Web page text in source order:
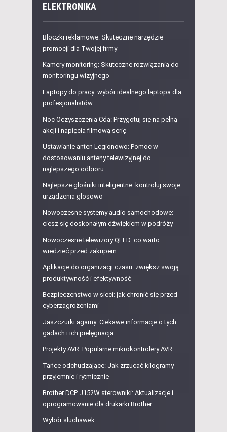
ELEKTRONIKA
Bloczki reklamowe: Skuteczne narzędzie
promocji dla Twojej firmy
Kamery monitoring: Skuteczne rozwiązania do
monitoringu wizyjnego
Laptopy do pracy: wybór idealnego laptopa dla
profesjonalistów
Noc Oczyszczenia Cda: Przygotuj się na pełną
akcji i napięcia filmową serię
Ustawianie anten Legionowo: Pomoc w
dostosowaniu anteny telewizyjnej do
najlepszego odbioru
Najlepsze głośniki inteligentne: kontroluj swoje
urządzenia głosowo
Nowoczesne systemy audio samochodowe:
ciesz się doskonałym dźwiękiem w podróży
Nowoczesne telewizory QLED: co warto
wiedzieć przed zakupem
Aplikacje do organizacji czasu: zwiększ swoją
produktywność i efektywność
Bezpieczeństwo w sieci: jak chronić się przed
cyberzagrożeniami
Jaszczurki agamy: Ciekawe informacje o tych
gadach i ich pielęgnacja
Projekty AVR. Popularne mikrokontrolery AVR.
Tańce odchudzające: Jak zrzucać kilogramy
przyjemnie i rytmicznie
Brother DCP J152W sterowniki: Aktualizacje i
oprogramowanie dla drukarki Brother
Wybór słuchawek